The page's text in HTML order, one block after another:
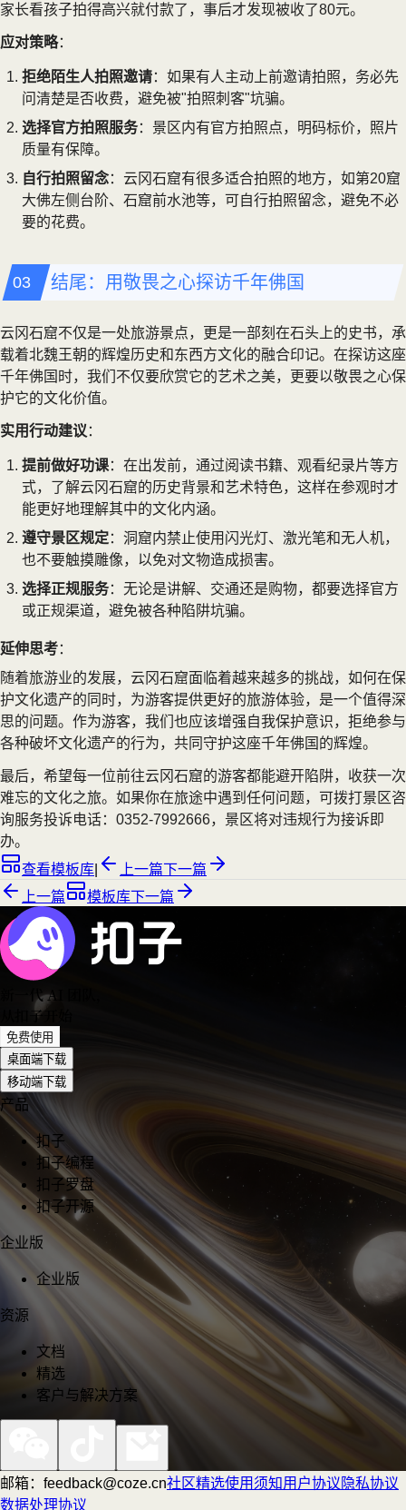
家长看孩子拍得高兴就付款了，事后才发现被收了80元。
应对策略：
拒绝陌生人拍照邀请：如果有人主动上前邀请拍照，务必先
问清楚是否收费，避免被"拍照刺客"坑骗。
选择官方拍照服务：景区内有官方拍照点，明码标价，照片
质量有保障。
自行拍照留念：云冈石窟有很多适合拍照的地方，如第20窟
大佛左侧台阶、石窟前水池等，可自行拍照留念，避免不必
要的花费。
结尾：用敬畏之心探访千年佛国
云冈石窟不仅是一处旅游景点，更是一部刻在石头上的史书，承
载着北魏王朝的辉煌历史和东西方文化的融合印记。在探访这座
千年佛国时，我们不仅要欣赏它的艺术之美，更要以敬畏之心保
护它的文化价值。
实用行动建议 ：
提前做好功课：在出发前，通过阅读书籍、观看纪录片等方
式，了解云冈石窟的历史背景和艺术特色，这样在参观时才
能更好地理解其中的文化内涵。
遵守景区规定：洞窟内禁止使用闪光灯、激光笔和无人机，
也不要触摸雕像，以免对文物造成损害。
选择正规服务：无论是讲解、交通还是购物，都要选择官方
或正规渠道，避免被各种陷阱坑骗。
延伸思考：
随着旅游业的发展，云冈石窟面临着越来越多的挑战，如何在保
护文化遗产的同时，为游客提供更好的旅游体验，是一个值得深
思的问题。作为游客，我们也应该增强自我保护意识，拒绝参与
各种破坏文化遗产的行为，共同守护这座千年佛国的辉煌。
最后，希望每一位前往云冈石窟的游客都能避开陷阱，收获一次
难忘的文化之旅。如果你在旅途中遇到任何问题，可拨打景区咨
询服务投诉电话：0352-7992666，景区将对违规行为接诉即
办。
查看模板库
上一篇下一篇
上一篇
模板库下一篇
新一代 AI 团队
从扣子开始
免费使用
桌面端下载
移动端下载
产品
扣子
扣子编程
扣子罗盘
扣子开源
企业版
企业版
资源
文档
精选
客户与解决方案
邮箱：feedback@coze.cn社区精选使用须知用户协议 隐私协议
数据处理协议